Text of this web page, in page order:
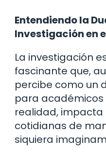
Entendiendo la
Investigación en
La investigación
fascinante que,
percibe como un
para académicos
realidad, impacta
cotidianas de
siquiera